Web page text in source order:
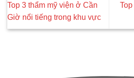
Top 3 thẩm mỹ viện ở Cần
Giờ nổi tiếng trong khu vực